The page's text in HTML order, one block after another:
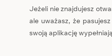
Jeżeli nie znajdujesz
ale uważasz, że
swoją aplikację